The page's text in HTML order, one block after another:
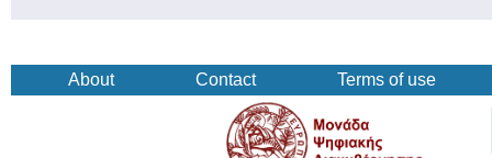
About Contact Terms of use